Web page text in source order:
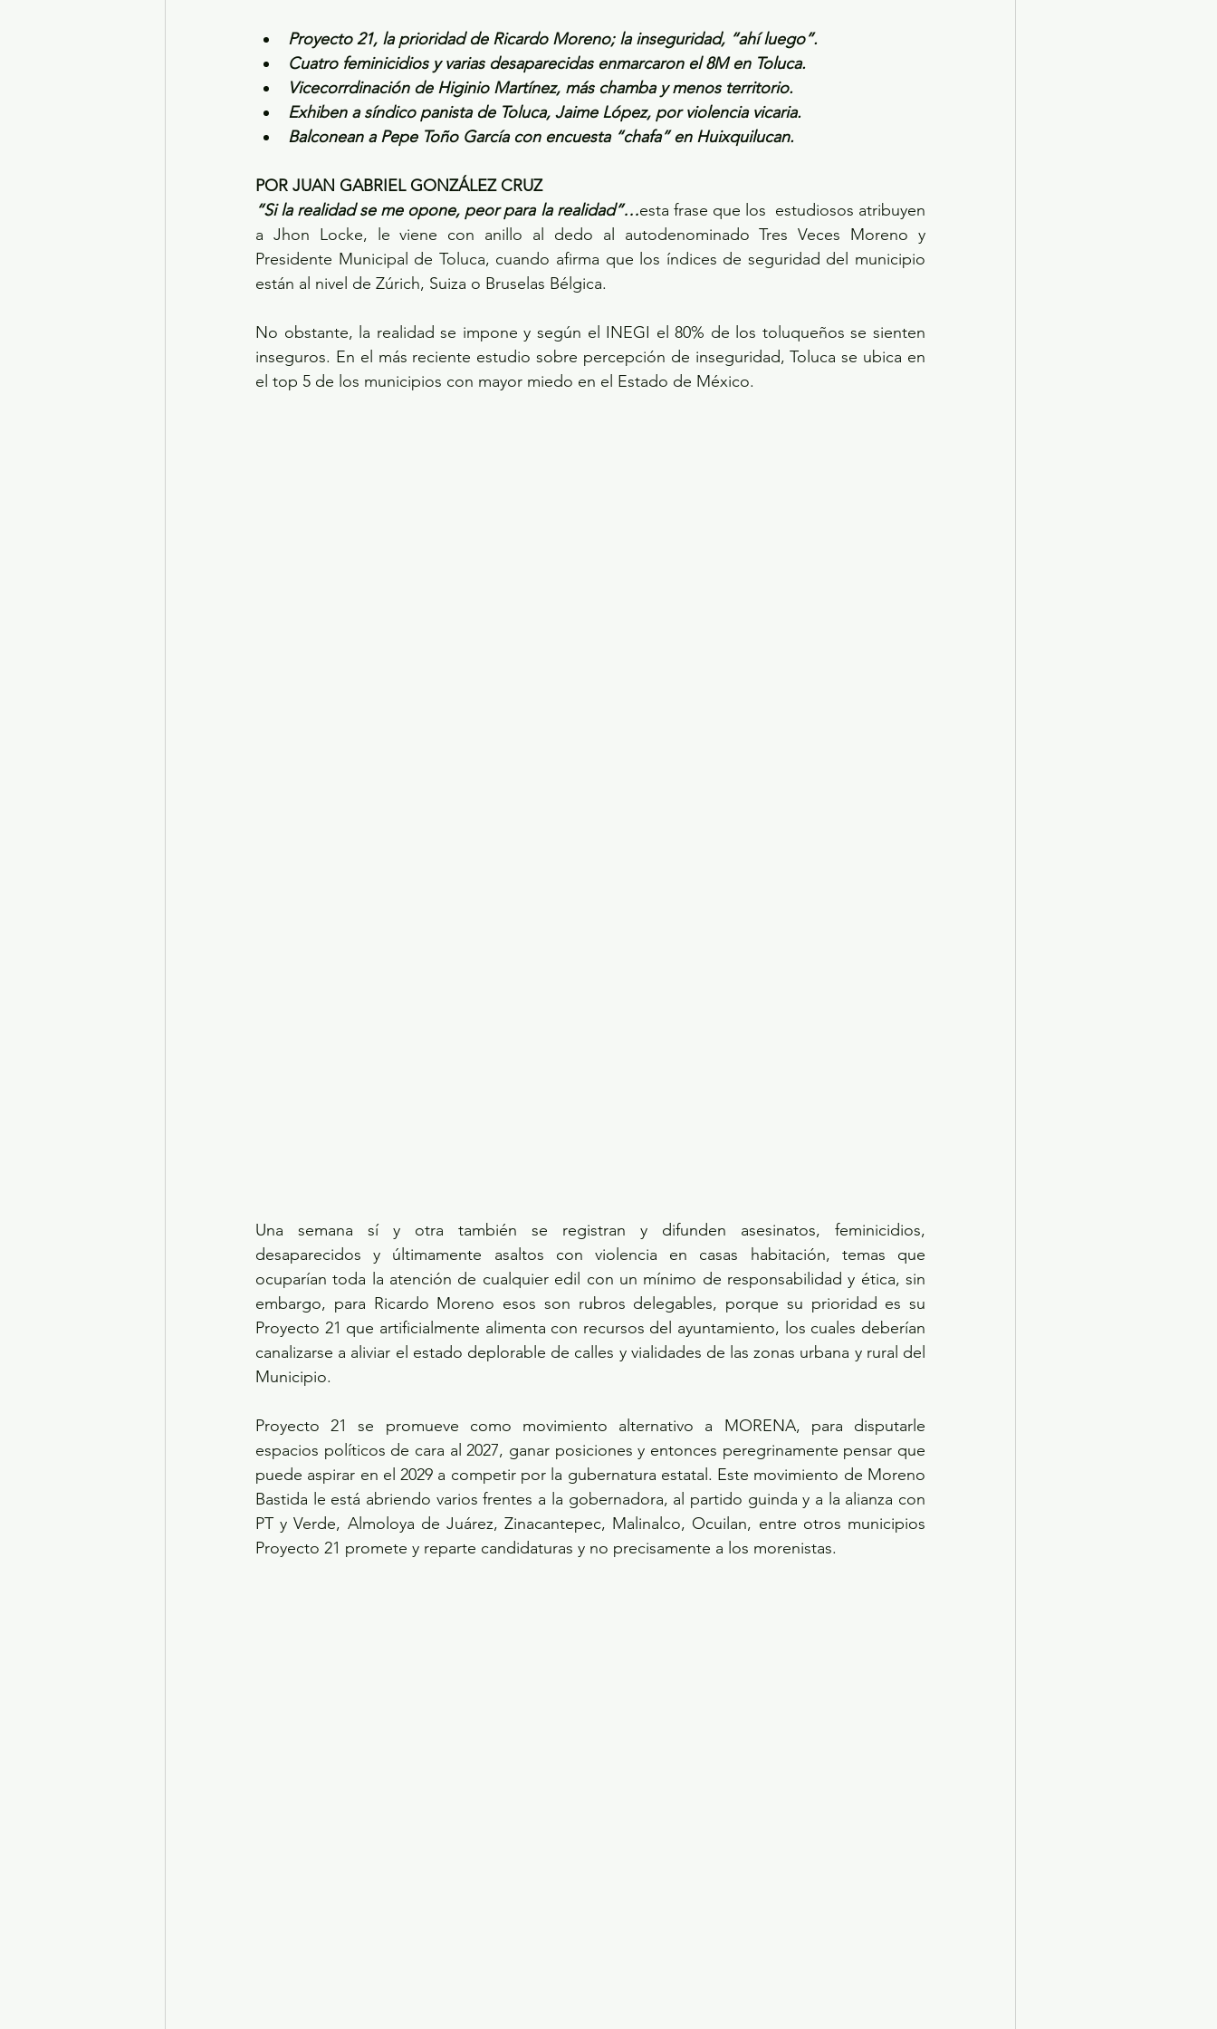
Proyecto 21, la prioridad de Ricardo Moreno; la inseguridad, “ahí luego”.
Cuatro feminicidios y varias desaparecidas enmarcaron el 8M en Toluca.
Vicecorrdinación de Higinio Martínez, más chamba y menos territorio.
Exhiben a síndico panista de Toluca, Jaime López, por violencia vicaria.
Balconean a Pepe Toño García con encuesta “chafa” en Huixquilucan.
POR JUAN GABRIEL GONZÁLEZ CRUZ
“Si la realidad se me opone, peor para la realidad”…esta frase que los  estudiosos atribuyen
a Jhon Locke, le viene con anillo al dedo al autodenominado Tres Veces Moreno y
Presidente Municipal de Toluca, cuando afirma que los índices de seguridad del municipio
están al nivel de Zúrich, Suiza o Bruselas Bélgica.
No obstante, la realidad se impone y según el INEGI el 80% de los toluqueños se sienten
inseguros. En el más reciente estudio sobre percepción de inseguridad, Toluca se ubica en
el top 5 de los municipios con mayor miedo en el Estado de México.
Una semana sí y otra también se registran y difunden asesinatos, feminicidios,
desaparecidos y últimamente asaltos con violencia en casas habitación, temas que
ocuparían toda la atención de cualquier edil con un mínimo de responsabilidad y ética, sin
embargo, para Ricardo Moreno esos son rubros delegables, porque su prioridad es su
Proyecto 21 que artificialmente alimenta con recursos del ayuntamiento, los cuales deberían
canalizarse a aliviar el estado deplorable de calles y vialidades de las zonas urbana y rural del
Municipio.
Proyecto 21 se promueve como movimiento alternativo a MORENA, para disputarle
espacios políticos de cara al 2027, ganar posiciones y entonces peregrinamente pensar que
puede aspirar en el 2029 a competir por la gubernatura estatal. Este movimiento de Moreno
Bastida le está abriendo varios frentes a la gobernadora, al partido guinda y a la alianza con
PT y Verde, Almoloya de Juárez, Zinacantepec, Malinalco, Ocuilan, entre otros municipios
Proyecto 21 promete y reparte candidaturas y no precisamente a los morenistas.